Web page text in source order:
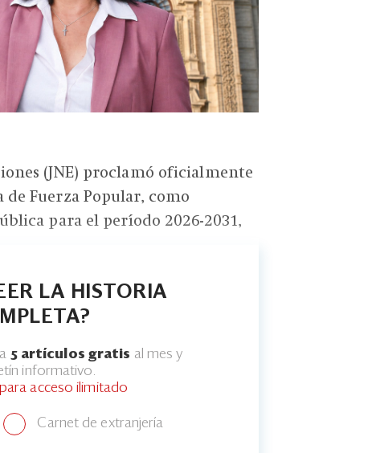
(JNE) proclamó oficialmente
Fuerza Popular, como
para el período 2026-2031,
LA HISTORIA
5 artículos gratis al mes y
informativo.
acceso ilimitado
Carnet de extranjería